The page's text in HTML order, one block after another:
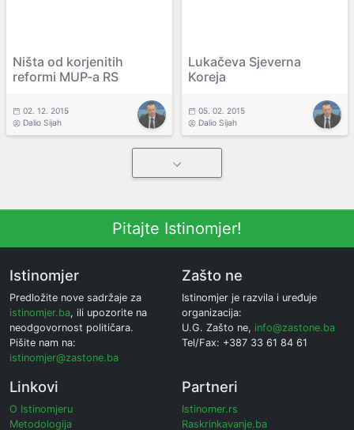
Ništa od korjenitih
reformi MUP-a RS
02. 12. 2015
Dalio Sijah
Lukačeva Sjeverna
Koreja
05. 02. 2015
Dalio Sijah
Pitajte Istinomjer!
Istinomjer
Predložite nove sadržaje za
istinomjer.ba, ili upozorite na
neodgovornost političara.
Pišite nam na:
istinomjer@zastone.ba
Zašto ne
Istinomjer je razvila i uređuje
organizacija:
U.G. Zašto ne, info@zastone.ba
Tel/Fax: +387 33 61 84 61
Linkovi
O Istinomjeru
Metodologija
Partneri
Istinomer.rs
Raskrinkavanje.ba